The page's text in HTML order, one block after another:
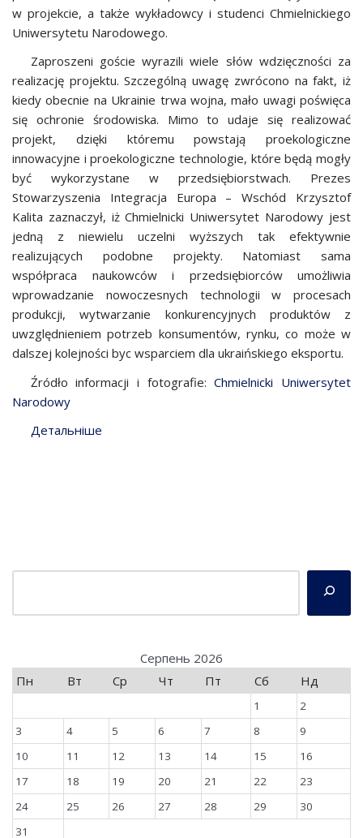
w projekcie, a także wykładowcy i studenci Chmielnickiego
Uniwersytetu Narodowego.
Zaproszeni goście wyrazili wiele słów wdzięczności za
realizację projektu. Szczególną uwagę zwrócono na fakt, iż
kiedy obecnie na Ukrainie trwa wojna, mało uwagi poświęca
się ochronie środowiska. Mimo to udaje się realizować
projekt, dzięki któremu powstają proekologiczne
innowacyjne i proekologiczne technologie, które będą mogły
być wykorzystane w przedsiębiorstwach. Prezes
Stowarzyszenia Integracja Europa – Wschód Krzysztof
Kalita zaznaczył, iż Chmielnicki Uniwersytet Narodowy jest
jedną z niewielu uczelni wyższych tak efektywnie
realizujących podobne projekty. Natomiast sama
współpraca naukowców i przedsiębiorców umożliwia
wprowadzanie nowoczesnych technologii w procesach
produkcji, wytwarzanie konkurencyjnych produktów z
uwzględnieniem potrzeb konsumentów, rynku, co może w
dalszej kolejności byc wsparciem dla ukraińskiego eksportu.
Źródło informacji i fotografie:Chmielnicki Uniwersytet
Narodowy
Детальніше
Серпень 2026
Пн
Вт Ср Чт Пт Сб Нд
1
2
3
4 5 6 7 8
9
10
11 12 13 14 15
16
17
18 19 20 21 22
23
24
25 26 27 28 29
30
31